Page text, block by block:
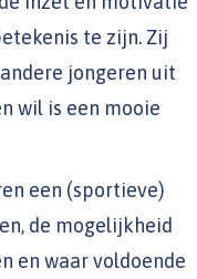
te zijn. Zij
jongeren uit
wil is een mooie
een (sportieve)
de mogelijkheid
en waar voldoende